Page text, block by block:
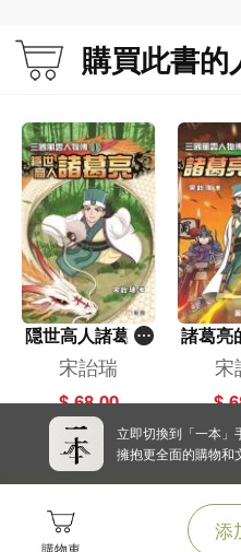
添
購買此書的
隠世高人諸葛亮
(1)[三國風雲人
物傳]
宋詒瑞
$ 68.00
諸葛亮
算 (2)[
宋
$
立即切換到「一本」
擁抱更全面的購物和